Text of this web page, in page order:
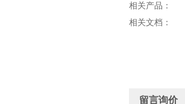
相关产品：
相关文档：
留言询价